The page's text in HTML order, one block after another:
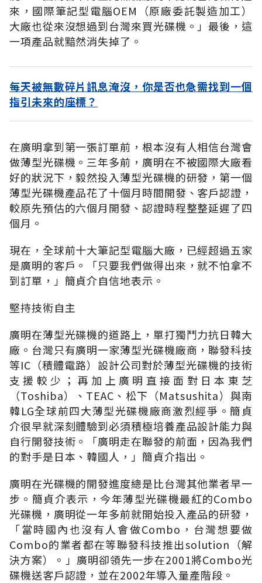
來，國際筆記型電腦OEM（原廠委託製造加工）
大廠也從來沒想過到台灣來買光碟機。」最後，這
一項產品就黯然消失掉了。
每天被無數碎片訊息淹沒，你是否也急需找到一個
指引未來的座標？
在廣明拿到第一張訂單前，根本沒有人相信台灣會
做薄型光碟機。三年多前，廣明在不被國際大廠看
好的狀況下，毅然投入薄型光碟機的研發，第一個
薄型光碟機產品花了十個月時間開發、客戶認證，
較原先預估的六個月開發、認證時程整整延遲了四
個月。
現在，全球前十大筆記型電腦大廠，已經超過五家
是廣明的客戶。「只要我們做得出來，就不怕拿不
到訂單，」簡貞介自信地表示。
堅持技術自主
廣明在薄型光碟機的道路上，單打獨鬥力抗日韓大
廠。台灣只有廣明一家薄型光碟機廠商，聯發科技
等IC（積體電路）設計公司對於薄型光碟機的技術
支援較少；再加上廣明直接面對日本東芝
（Toshiba）、TEAC、松下（Matsushita）與南
韓LG全球前四大薄型光碟機廠商激烈經爭。簡貞
介很早就深刻體驗到必須積極培養產品設計能力與
自行開發技術。「廣明走在聯發的前面，因為我們
的對手是日本、韓國人，」簡貞介指出。
廣明在光碟機的開發進度總是比台灣其他業者早一
步。簡貞介表示，今年薄型光碟機最紅的Combo
光碟機，廣明從一年多前就開始投入產品的研發，
「當時國內也沒有人會做Combo，台灣想要做
Combo的業者都在等聯發科技推出solution（解
決方案）。」廣明卻領先一步在2001將Combo光
碟機送客戶認證，並在2002年導入量產階段。